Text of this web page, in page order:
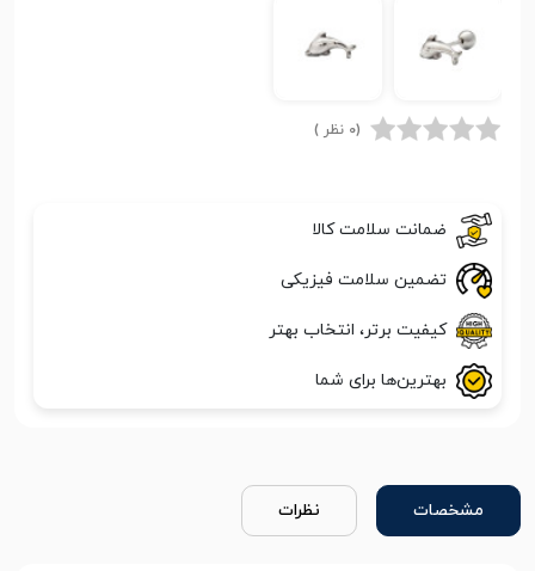
(0 نظر )
ضمانت سلامت کالا
تضمین سلامت فیزیکی
کیفیت برتر، انتخاب بهتر
بهترین‌ها برای شما
مشخصات نظرات